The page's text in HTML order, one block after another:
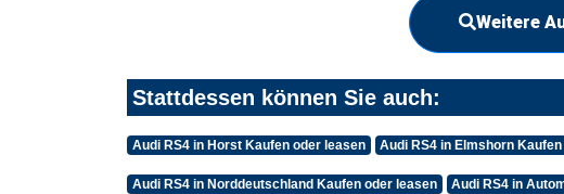
Weitere
Stattdessen können Sie auch:
Audi RS4 in Horst Kaufen oder leasen Audi RS4 in Elmshorn
Audi RS4 in Norddeutschland Kaufen oder leasen Audi RS4 in